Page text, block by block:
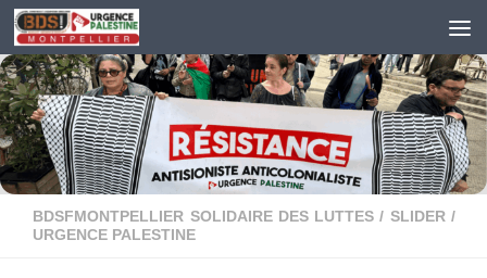
Skip to content
BDSFMONTPELLIER SOLIDAIRE DES LUTTES / SLIDER /
URGENCE PALESTINE